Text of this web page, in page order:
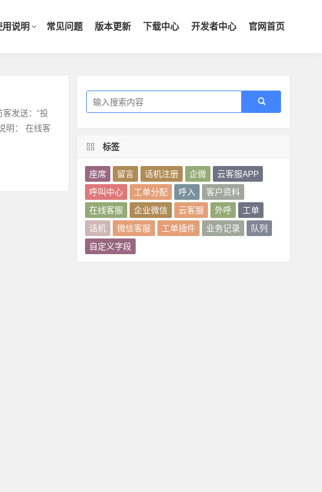
用说明 常见问题 版本更新 下载中心 开发者中心 官网首页
发送：“投
明： 在线客
标签
座席 留言 话机注册 企微
云客服APP
呼叫中心
工单分配 呼入
客户资料
在线客服
企业微信 云客服 外呼
工单
话机
微信客服 工单插件 业务记录
队列
自定义字段